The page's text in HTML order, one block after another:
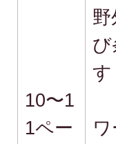
10〜1
1ペー
野
す